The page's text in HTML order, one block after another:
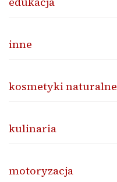
inne
kosmetyki naturalne
kulinaria
motoryzacja